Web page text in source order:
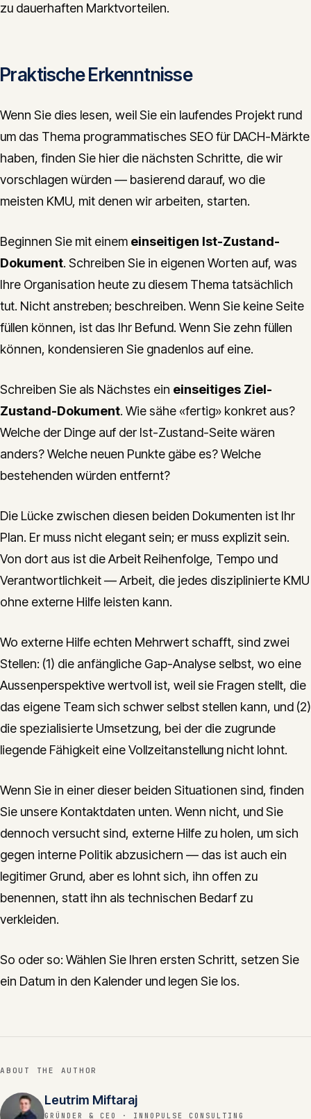
zu dauerhaften Marktvorteilen.
Praktische Erkenntnisse
Wenn Sie dies lesen, weil Sie ein laufendes Projekt rund
um das Thema programmatisches SEO für DACH-Märkte
haben, finden Sie hier die nächsten Schritte, die wir
vorschlagen würden — basierend darauf, wo die
meisten KMU, mit denen wir arbeiten, starten.
Beginnen Sie mit einem einseitigen Ist-Zustand-
Dokument. Schreiben Sie in eigenen Worten auf, was
Ihre Organisation heute zu diesem Thema tatsächlich
tut. Nicht anstreben; beschreiben. Wenn Sie keine Seite
füllen können, ist das Ihr Befund. Wenn Sie zehn füllen
können, kondensieren Sie gnadenlos auf eine.
Schreiben Sie als Nächstes ein einseitiges Ziel-
Zustand-Dokument. Wie sähe «fertig» konkret aus?
Welche der Dinge auf der Ist-Zustand-Seite wären
anders? Welche neuen Punkte gäbe es? Welche
bestehenden würden entfernt?
Die Lücke zwischen diesen beiden Dokumenten ist Ihr
Plan. Er muss nicht elegant sein; er muss explizit sein.
Von dort aus ist die Arbeit Reihenfolge, Tempo und
Verantwortlichkeit — Arbeit, die jedes disziplinierte KMU
ohne externe Hilfe leisten kann.
Wo externe Hilfe echten Mehrwert schafft, sind zwei
Stellen: (1) die anfängliche Gap-Analyse selbst, wo eine
Aussenperspektive wertvoll ist, weil sie Fragen stellt, die
das eigene Team sich schwer selbst stellen kann, und (2)
die spezialisierte Umsetzung, bei der die zugrunde
liegende Fähigkeit eine Vollzeitanstellung nicht lohnt.
Wenn Sie in einer dieser beiden Situationen sind, finden
Sie unsere Kontaktdaten unten. Wenn nicht, und Sie
dennoch versucht sind, externe Hilfe zu holen, um sich
gegen interne Politik abzusichern — das ist auch ein
legitimer Grund, aber es lohnt sich, ihn offen zu
benennen, statt ihn als technischen Bedarf zu
verkleiden.
So oder so: Wählen Sie Ihren ersten Schritt, setzen Sie
ein Datum in den Kalender und legen Sie los.
ABOUT THE AUTHOR
Leutrim Miftaraj
GRÜNDER & CEO · INNOPULSE CONSULTING